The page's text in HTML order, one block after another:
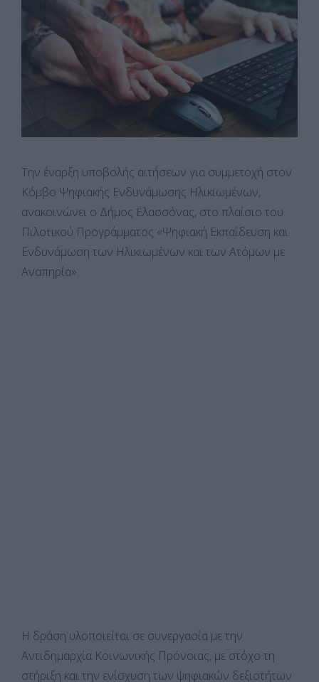
Την έναρξη υποβολής αιτήσεων για συμμετοχή στον
Κόμβο Ψηφιακής Ενδυνάμωσης Ηλικιωμένων,
ανακοινώνει ο Δήμος Ελασσόνας, στο πλαίσιο του
Πιλοτικού Προγράμματος «Ψηφιακή Εκπαίδευση και
Ενδυνάμωση των Ηλικιωμένων και των Ατόμων με
Αναπηρία».
Η δράση υλοποιείται σε συνεργασία με την
Αντιδημαρχία Κοινωνικής Πρόνοιας, με στόχο τη
στήριξη και την ενίσχυση των ψηφιακών δεξιοτήτων